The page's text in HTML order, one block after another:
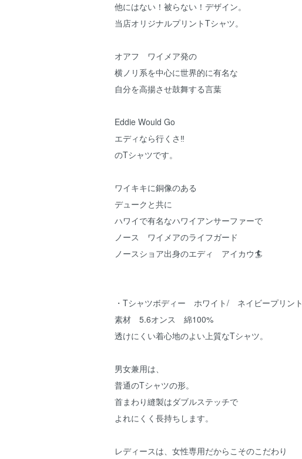
他にはない！被らない！デザイン。
当店オリジナルプリントTシャツ。
オアフ ワイメア発の
横ノリ系を中心に世界的に有名な
自分を高揚させ鼓舞する言葉
Eddie Would Go
エディなら行くさ‼️
のTシャツです。
ワイキキに銅像のある
デュークと共に
ハワイで有名なハワイアンサーファーで
ノース ワイメアのライフガード
ノースショア出身のエディ アイカウ🏄
・Tシャツボディー ホワイト/ ネイビープリント
素材 5.6オンス 綿100%
透けにくい着心地のよい上質なTシャツ。
男女兼用は、
普通のTシャツの形。
首まわり縫製はダブルステッチで
よれにくく長持ちします。
レディースは、女性専用だからこそのこだわり